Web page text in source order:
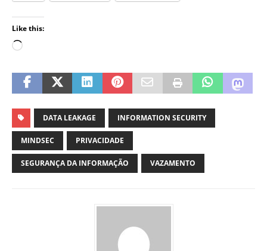
Like this:
DATA LEAKAGE INFORMATION SECURITY
MINDSEC PRIVACIDADE
SEGURANÇA DA INFORMAÇÃO VAZAMENTO